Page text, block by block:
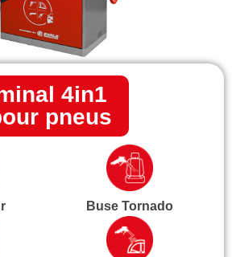
4in1
pneus
Buse Tornado